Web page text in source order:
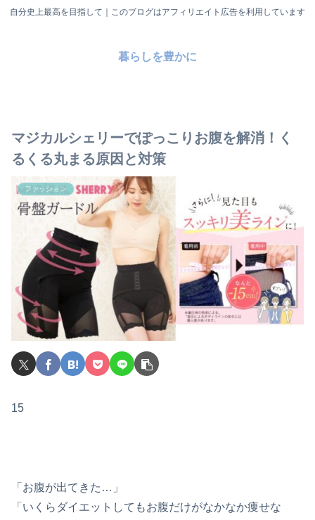
自分史上最高を目指して｜このブログはアフィリエイト広告を利用しています
暮らしを豊かに
マジカルシェリーでぽっこりお腹を解消！く
るくる丸まる原因と対策
ファッション
15
「お腹が出てきた…」
「いくらダイエットしてもお腹だけがなかなか痩せな